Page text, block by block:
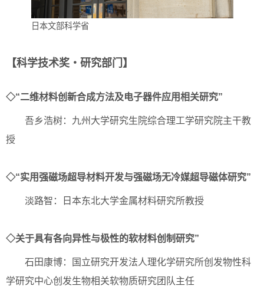
日本文部科学省
【科学技术奖・研究部门】
◇“二维材料创新合成方法及电子器件应用相关研究”
吾乡浩树：九州大学研究生院综合理工学研究院主干教
授
◇“实用强磁场超导材料开发与强磁场无冷媒超导磁体研究”
淡路智：日本东北大学金属材料研究所教授
◇关于具有各向异性与极性的软材料创制研究”
石田康博：国立研究开发法人理化学研究所创发物性科
学研究中心创发生物相关软物质研究团队主任